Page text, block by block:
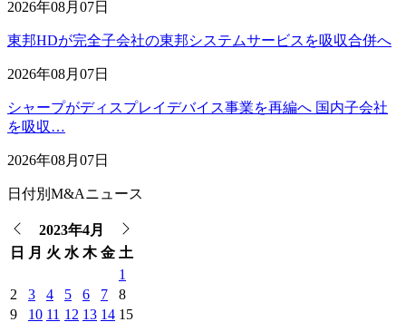
2026年08月07日
東邦HDが完全子会社の東邦システムサービスを吸収合併へ
2026年08月07日
シャープがディスプレイデバイス事業を再編へ 国内子会社
を吸収…
2026年08月07日
日付別M&Aニュース
2023年4月
日
月 火 水 木 金 土
1
2
3 4 5 6 7
8
9
10 11 12 13 14 15